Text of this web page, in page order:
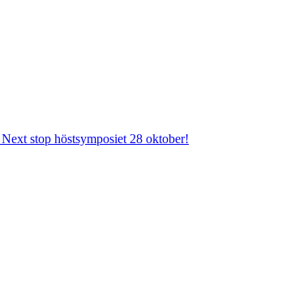
stop höstsymposiet 28 oktober!